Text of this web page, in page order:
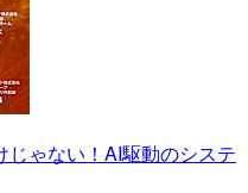
じゃない！AI駆動のシステ